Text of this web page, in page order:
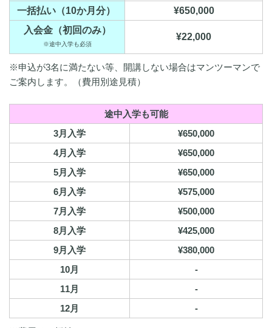
一括払い（10か月分）
¥650,000
入会金（初回のみ）
※途中入学も必須
¥22,000
※申込が3名に満たない等、開講しない場合はマンツーマンで
ご案内します。（費用別途見積）
途中入学も可能
3月入学
¥650,000
4月入学
¥650,000
5月入学
¥650,000
6月入学
¥575,000
7月入学
¥500,000
8月入学
¥425,000
9月入学
¥380,000
10月
-
11月
-
12月
-